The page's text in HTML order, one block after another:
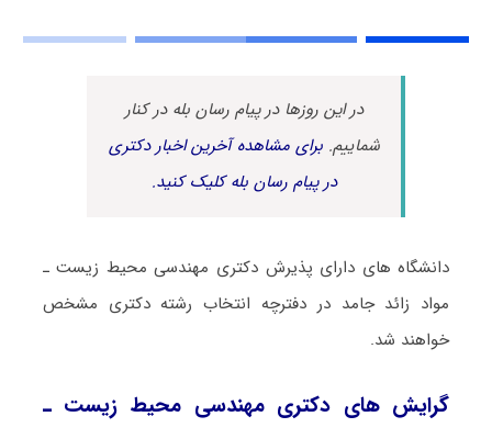
در این روزها در پیام رسان بله در کنار
شماییم.برای مشاهده آخرین اخبار دکتری
در پیام رسان بله کلیک کنید.
دانشگاه های دارای پذیرش دکتری مهندسی محیط زیست ـ
مواد زائد جامد در دفترچه انتخاب رشته دکتری مشخص
خواهند شد.
گرایش های دکتری مهندسی محیط زیست ـ